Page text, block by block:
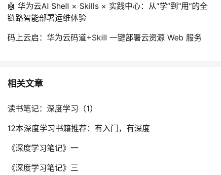
🤖 华为云AI Shell × Skills × 实践中心：从“学”到“用”的全
链路智能部署运维体验
码上云启：华为云码道+Skill 一键部署云资源 Web 服务
相关文章
读书笔记：深度学习（1）
12本深度学习书籍推荐：有入门，有深度
《深度学习笔记》一
《深度学习笔记》三